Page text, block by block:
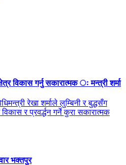
विकास गर्नु सकारात्मक ः मन्त्री शर्मा
रेखा शर्माले लुम्बिनी र बुद्धसँग
र प्रवर्द्धन गर्ने कुरा सकारात्मक
भक्तपुर